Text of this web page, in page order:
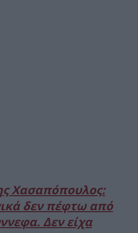
Χασαπόπουλος:
δεν πέφτω από
Δεν είχα